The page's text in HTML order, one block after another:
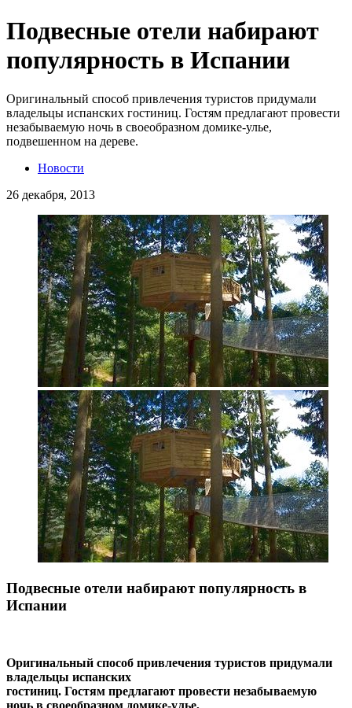
Подвесные отели набирают
популярность в Испании
Оригинальный способ привлечения туристов придумали
владельцы испанских гостиниц. Гостям предлагают провести
незабываемую ночь в своеобразном домике-улье,
подвешенном на дереве.
Новости
26 декабря, 2013
Подвесные отели набирают популярность в
Испании
Оригинальный способ привлечения туристов придумали
владельцы испанских
гостиниц. Гостям предлагают провести незабываемую
ночь в своеобразном домике-улье,